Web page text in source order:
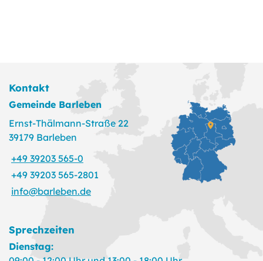
Kontakt
Gemeinde Barleben
Ernst-Thälmann-Straße 22
39179 Barleben
+49 39203 565-0
+49 39203 565-2801
info@barleben.de
Sprechzeiten
Dienstag: